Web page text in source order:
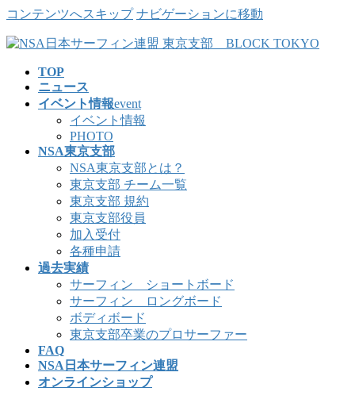
コンテンツへスキップ ナビゲーションに移動
TOP
ニュース
イベント情報event
イベント情報
PHOTO
NSA東京支部
NSA東京支部とは？
東京支部 チーム一覧
東京支部 規約
東京支部役員
加入受付
各種申請
過去実績
サーフィン ショートボード
サーフィン ロングボード
ボディボード
東京支部卒業のプロサーファー
FAQ
NSA日本サーフィン連盟
オンラインショップ